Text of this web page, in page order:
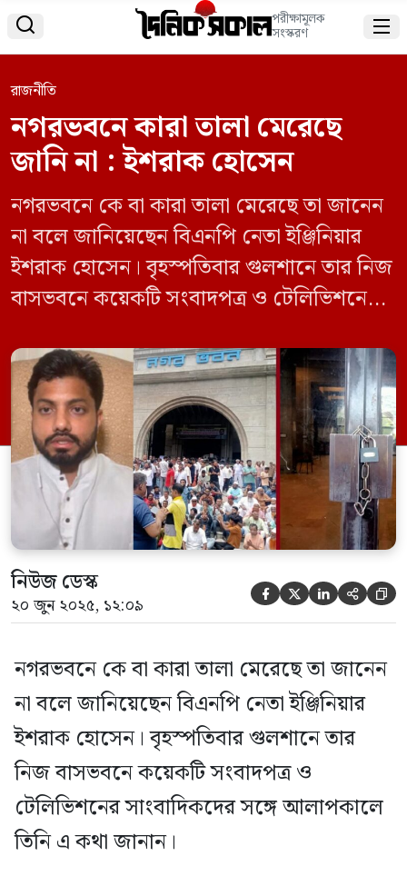
 পরীক্ষামূলক
সংস্করণ 
রাজনীতি
নগরভবনে কারা তালা মেরেছে
জানি না : ইশরাক হোসেন
নগরভবনে কে বা কারা তালা মেরেছে তা জানেন
না বলে জানিয়েছেন বিএনপি নেতা ইঞ্জিনিয়ার
ইশরাক হোসেন। বৃহস্পতিবার গুলশানে তার নিজ
বাসভবনে কয়েকটি সংবাদপত্র ও টেলিভিশনের
জানান। ইঞ্জিনিয়ার ইশরাক বলেন, আদালতের
রায়ের পর নির্বাচন কমিশন গেজেট করে তাকে
মেয়র ঘোষণা করেছেন। শপথ পড়াতে আইনি
কোনো বাধা ছিল না। কিন্তু অন্তর্বর্তী […]
নিউজ ডেস্ক
২০ জুন ২০২৫, ১২:০৯     
নগরভবনে কে বা কারা তালা মেরেছে তা জানেন
না বলে জানিয়েছেন বিএনপি নেতা ইঞ্জিনিয়ার
ইশরাক হোসেন। বৃহস্পতিবার গুলশানে তার
নিজ বাসভবনে কয়েকটি সংবাদপত্র ও
টেলিভিশনের সাংবাদিকদের সঙ্গে আলাপকালে
তিনি এ কথা জানান।